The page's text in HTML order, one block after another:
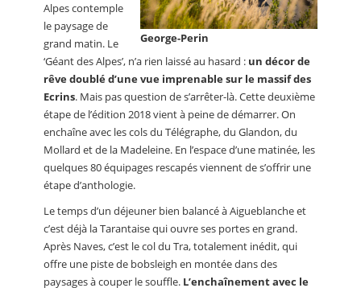
George-Perin
Alpes contemple
le paysage de
grand matin. Le
‘Géant des Alpes’, n’a rien laissé au hasard : un décor de
rêve doublé d’une vue imprenable sur le massif des
Ecrins. Mais pas question de s’arrêter-là. Cette deuxième
étape de l’édition 2018 vient à peine de démarrer. On
enchaîne avec les cols du Télégraphe, du Glandon, du
Mollard et de la Madeleine. En l’espace d’une matinée, les
quelques 80 équipages rescapés viennent de s’offrir une
étape d’anthologie.
Le temps d’un déjeuner bien balancé à Aigueblanche et
c’est déjà la Tarantaise qui ouvre ses portes en grand.
Après Naves, c’est le col du Tra, totalement inédit, qui
offre une piste de bobsleigh en montée dans des
paysages à couper le souffle. L’enchaînement avec le